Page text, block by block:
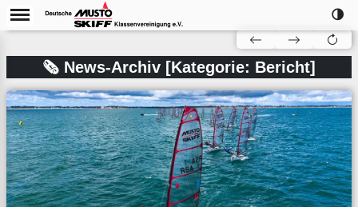
🌗
🗞 News-Archiv [Kategorie: Bericht]